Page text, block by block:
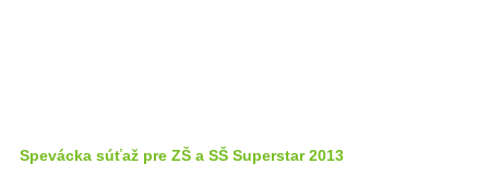
Spevácka súťaž pre ZŠ a SŠ Superstar 2013